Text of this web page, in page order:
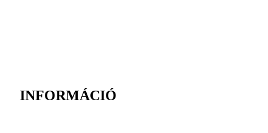
INFORMÁCIÓ